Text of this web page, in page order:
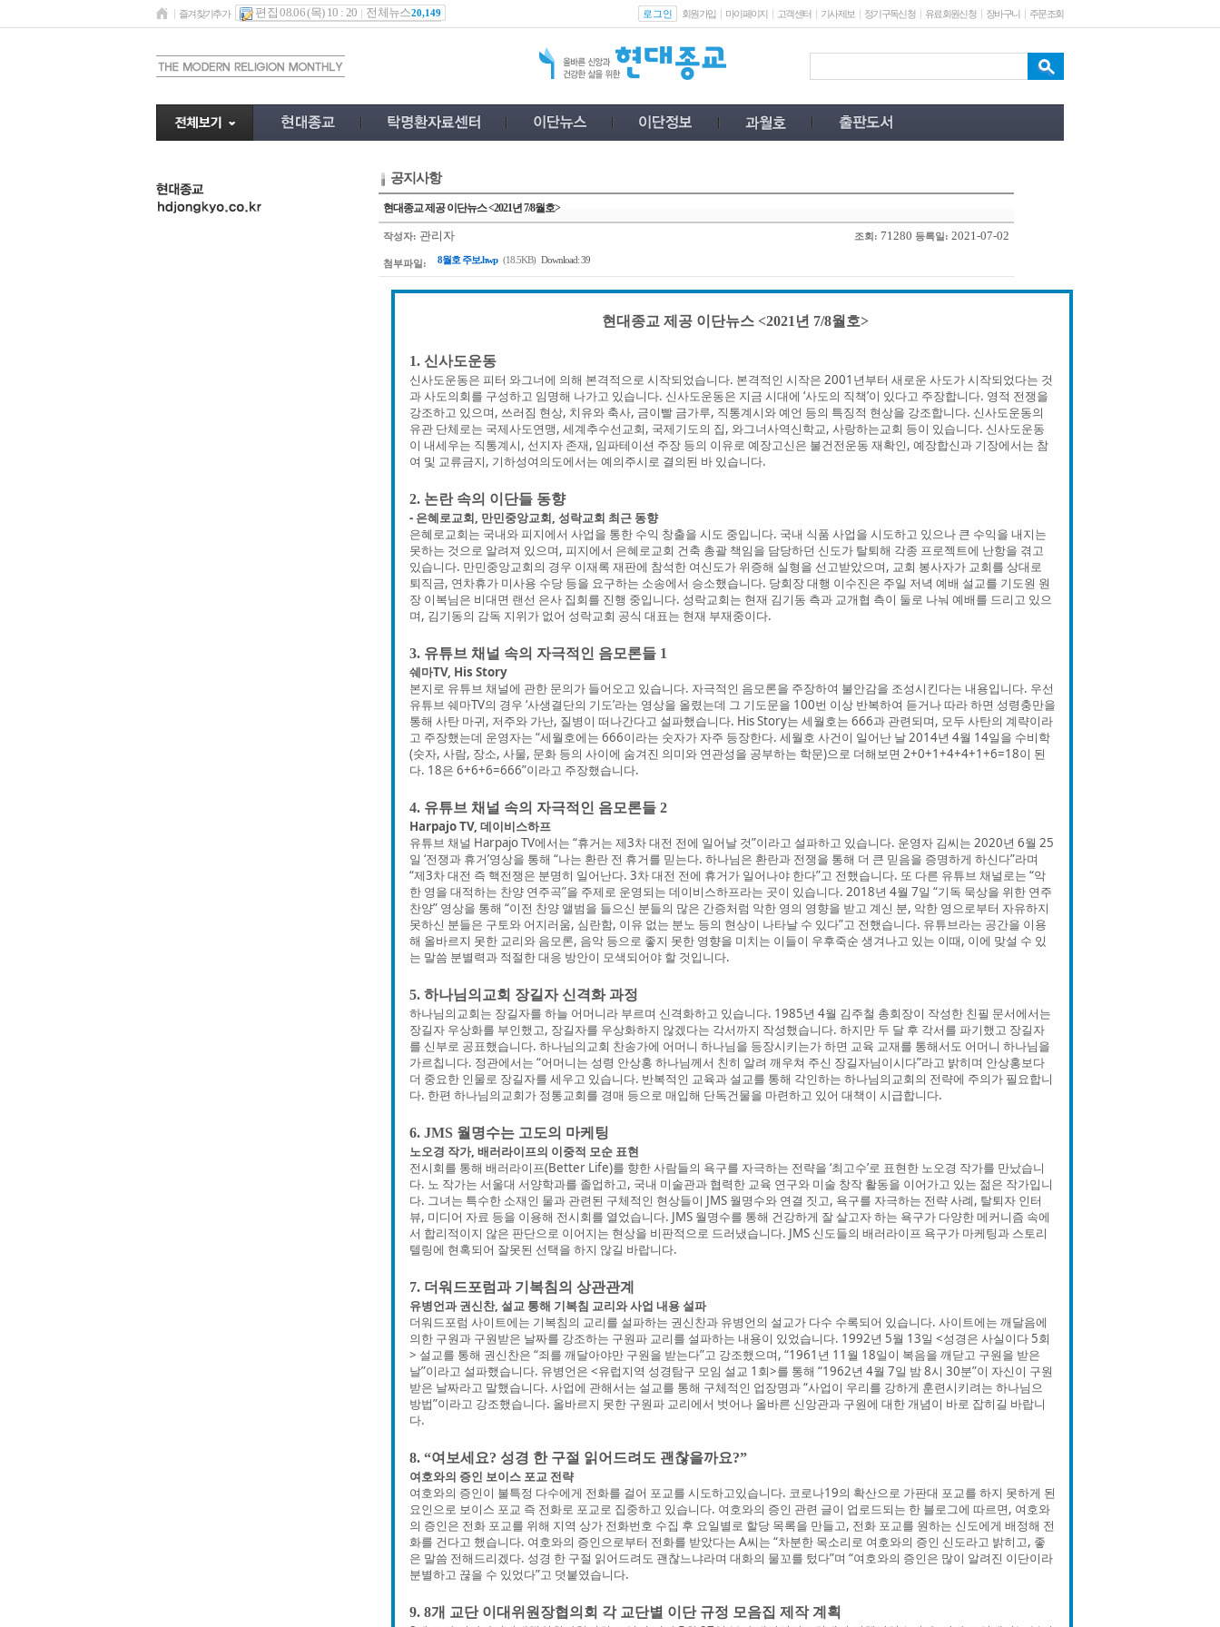
즐겨찾기추가 편집 08.06 (목) 10 : 20 전체뉴스20,149 로그인 회원가입 마이페이지 고객센터 기사제보 정기구독신청 유료회원신청 장바구니 주문조회
공지사항
현대종교 제공 이단뉴스 <2021년 7/8월호>
작성자: 관리자 조회: 71280 등록일: 2021-07-02
첨부파일: 8월호 주보.hwp (18.5KB) Download: 39
현대종교 제공 이단뉴스 <2021년 7/8월호>
1. 신사도운동
신사도운동은 피터 와그너에 의해 본격적으로 시작되었습니다. 본격적인 시작은 2001년부터 새로운 사도가 시작되었다는 것
과 사도의회를 구성하고 임명해 나가고 있습니다. 신사도운동은 지금 시대에 ‘사도의 직책’이 있다고 주장합니다. 영적 전쟁을
강조하고 있으며, 쓰러짐 현상, 치유와 축사, 금이빨 금가루, 직통계시와 예언 등의 특징적 현상을 강조합니다. 신사도운동의
유관 단체로는 국제사도연맹, 세계추수선교회, 국제기도의 집, 와그너사역신학교, 사랑하는교회 등이 있습니다. 신사도운동
이 내세우는 직통계시, 선지자 존재, 임파테이션 주장 등의 이유로 예장고신은 불건전운동 재확인, 예장합신과 기장에서는 참
여 및 교류금지, 기하성여의도에서는 예의주시로 결의된 바 있습니다.
2. 논란 속의 이단들 동향
- 은혜로교회, 만민중앙교회, 성락교회 최근 동향
은혜로교회는 국내와 피지에서 사업을 통한 수익 창출을 시도 중입니다. 국내 식품 사업을 시도하고 있으나 큰 수익을 내지는
못하는 것으로 알려져 있으며, 피지에서 은혜로교회 건축 총괄 책임을 담당하던 신도가 탈퇴해 각종 프로젝트에 난항을 겪고
있습니다. 만민중앙교회의 경우 이재록 재판에 참석한 여신도가 위증해 실형을 선고받았으며, 교회 봉사자가 교회를 상대로
퇴직금, 연차휴가 미사용 수당 등을 요구하는 소송에서 승소했습니다. 당회장 대행 이수진은 주일 저녁 예배 설교를 기도원 원
장 이복님은 비대면 랜선 은사 집회를 진행 중입니다. 성락교회는 현재 김기동 측과 교개협 측이 둘로 나눠 예배를 드리고 있으
며, 김기동의 감독 지위가 없어 성락교회 공식 대표는 현재 부재중이다.
3. 유튜브 채널 속의 자극적인 음모론들 1
쉐마TV, His Story
본지로 유튜브 채널에 관한 문의가 들어오고 있습니다. 자극적인 음모론을 주장하여 불안감을 조성시킨다는 내용입니다. 우선
유튜브 쉐마TV의 경우 ‘사생결단의 기도’라는 영상을 올렸는데 그 기도문을 100번 이상 반복하여 듣거나 따라 하면 성령충만을
통해 사탄 마귀, 저주와 가난, 질병이 떠나간다고 설파했습니다. His Story는 세월호는 666과 관련되며, 모두 사탄의 계략이라
고 주장했는데 운영자는 “세월호에는 666이라는 숫자가 자주 등장한다. 세월호 사건이 일어난 날 2014년 4월 14일을 수비학
(숫자, 사람, 장소, 사물, 문화 등의 사이에 숨겨진 의미와 연관성을 공부하는 학문)으로 더해보면 2+0+1+4+4+1+6=18이 된
다. 18은 6+6+6=666”이라고 주장했습니다.
4. 유튜브 채널 속의 자극적인 음모론들 2
Harpajo TV, 데이비스하프
유튜브 채널 Harpajo TV에서는 “휴거는 제3차 대전 전에 일어날 것”이라고 설파하고 있습니다. 운영자 김씨는 2020년 6월 25
일 ‘전쟁과 휴거’영상을 통해 “나는 환란 전 휴거를 믿는다. 하나님은 환란과 전쟁을 통해 더 큰 믿음을 증명하게 하신다”라며
“제3차 대전 즉 핵전쟁은 분명히 일어난다. 3차 대전 전에 휴거가 일어나야 한다”고 전했습니다. 또 다른 유튜브 채널로는 “악
한 영을 대적하는 찬양 연주곡”을 주제로 운영되는 데이비스하프라는 곳이 있습니다. 2018년 4월 7일 “기독 묵상을 위한 연주
찬양” 영상을 통해 “이전 찬양 앨범을 들으신 분들의 많은 간증처럼 악한 영의 영향을 받고 계신 분, 악한 영으로부터 자유하지
못하신 분들은 구토와 어지러움, 심란함, 이유 없는 분노 등의 현상이 나타날 수 있다”고 전했습니다. 유튜브라는 공간을 이용
해 올바르지 못한 교리와 음모론, 음악 등으로 좋지 못한 영향을 미치는 이들이 우후죽순 생겨나고 있는 이때, 이에 맞설 수 있
는 말씀 분별력과 적절한 대응 방안이 모색되어야 할 것입니다.
5. 하나님의교회 장길자 신격화 과정
하나님의교회는 장길자를 하늘 어머니라 부르며 신격화하고 있습니다. 1985년 4월 김주철 총회장이 작성한 친필 문서에서는
장길자 우상화를 부인했고, 장길자를 우상화하지 않겠다는 각서까지 작성했습니다. 하지만 두 달 후 각서를 파기했고 장길자
를 신부로 공표했습니다. 하나님의교회 찬송가에 어머니 하나님을 등장시키는가 하면 교육 교재를 통해서도 어머니 하나님을
가르칩니다. 정관에서는 “어머니는 성령 안상홍 하나님께서 친히 알려 깨우쳐 주신 장길자님이시다”라고 밝히며 안상홍보다
더 중요한 인물로 장길자를 세우고 있습니다. 반복적인 교육과 설교를 통해 각인하는 하나님의교회의 전략에 주의가 필요합니
다. 한편 하나님의교회가 정통교회를 경매 등으로 매입해 단독건물을 마련하고 있어 대책이 시급합니다.
6. JMS 월명수는 고도의 마케팅
노오경 작가, 배러라이프의 이중적 모순 표현
전시회를 통해 배러라이프(Better Life)를 향한 사람들의 욕구를 자극하는 전략을 ‘최고수’로 표현한 노오경 작가를 만났습니
다. 노 작가는 서울대 서양학과를 졸업하고, 국내 미술관과 협력한 교육 연구와 미술 창작 활동을 이어가고 있는 젊은 작가입니
다. 그녀는 특수한 소재인 물과 관련된 구체적인 현상들이 JMS 월명수와 연결 짓고, 욕구를 자극하는 전략 사례, 탈퇴자 인터
뷰, 미디어 자료 등을 이용해 전시회를 열었습니다. JMS 월명수를 통해 건강하게 잘 살고자 하는 욕구가 다양한 메커니즘 속에
서 합리적이지 않은 판단으로 이어지는 현상을 비판적으로 드러냈습니다. JMS 신도들의 배러라이프 욕구가 마케팅과 스토리
텔링에 현혹되어 잘못된 선택을 하지 않길 바랍니다.
7. 더워드포럼과 기복침의 상관관계
유병언과 권신찬, 설교 통해 기복침 교리와 사업 내용 설파
더워드포럼 사이트에는 기복침의 교리를 설파하는 권신찬과 유병언의 설교가 다수 수록되어 있습니다. 사이트에는 깨달음에
의한 구원과 구원받은 날짜를 강조하는 구원파 교리를 설파하는 내용이 있었습니다. 1992년 5월 13일 <성경은 사실이다 5회
> 설교를 통해 권신찬은 “죄를 깨달아야만 구원을 받는다”고 강조했으며, “1961년 11월 18일이 복음을 깨닫고 구원을 받은
날”이라고 설파했습니다. 유병언은 <유럽지역 성경탐구 모임 설교 1회>를 통해 “1962년 4월 7일 밤 8시 30분”이 자신이 구원
받은 날짜라고 말했습니다. 사업에 관해서는 설교를 통해 구체적인 업장명과 “사업이 우리를 강하게 훈련시키려는 하나님으
방법”이라고 강조했습니다. 올바르지 못한 구원파 교리에서 벗어나 올바른 신앙관과 구원에 대한 개념이 바로 잡히길 바랍니
다.
8. “여보세요? 성경 한 구절 읽어드려도 괜찮을까요?”
여호와의 증인 보이스 포교 전략
여호와의 증인이 불특정 다수에게 전화를 걸어 포교를 시도하고있습니다. 코로나19의 확산으로 가판대 포교를 하지 못하게 된
요인으로 보이스 포교 즉 전화로 포교로 집중하고 있습니다. 여호와의 증인 관련 글이 업로드되는 한 블로그에 따르면, 여호와
의 증인은 전화 포교를 위해 지역 상가 전화번호 수집 후 요일별로 할당 목록을 만들고, 전화 포교를 원하는 신도에게 배정해 전
화를 건다고 했습니다. 여호와의 증인으로부터 전화를 받았다는 A씨는 “차분한 목소리로 여호와의 증인 신도라고 밝히고, 좋
은 말씀 전해드리겠다. 성경 한 구절 읽어드려도 괜찮느냐라며 대화의 물꼬를 텄다”며 “여호와의 증인은 많이 알려진 이단이라
분별하고 끊을 수 있었다”고 덧붙였습니다.
9. 8개 교단 이대위원장협의회 각 교단별 이단 규정 모음집 제작 계획